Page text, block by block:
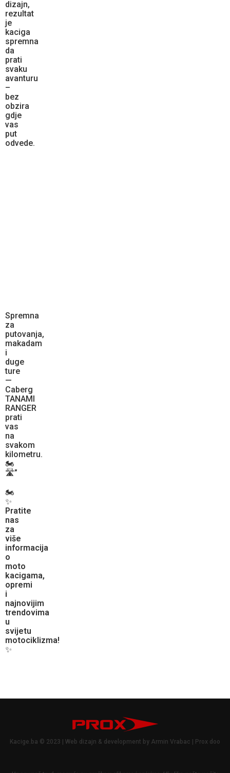
dizajn,
rezultat
je
kaciga
spremna
da
prati
svaku
avanturu
–
bez
obzira
gdje
vas
put
odvede.
Spremna
za
putovanja,
makadam
i
duge
ture
—
Caberg
TANAMI
RANGER
prati
vas
na
svakom
kilometru.
🏍️
🛣️”
🏍️
✨
Pratite
nas
za
više
informacija
o
moto
kacigama,
opremi
i
najnovijim
trendovima
u
svijetu
motociklizma!
✨
Kacige.ba © 2023 | Web dizajn & development by Armin Vrabac | Prox doo